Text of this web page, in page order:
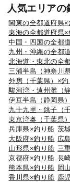
人気エリア
関東の全都道府県×
東海の全都道府県×
中国・四国の全都
九州・沖縄の全都
北海道・東北の全
三浦半島（神奈川
外房（千葉県）×釣
駿河湾・遠州灘（
伊豆半島（静岡県
九十九里・銚子（
東京湾奥（千葉県
兵庫県×釣り船 茨
大阪府×釣り船 広
山形県×釣り船 三
京都府×釣り船 長
熊本県×釣り船 岡
香川県×釣り船 鹿